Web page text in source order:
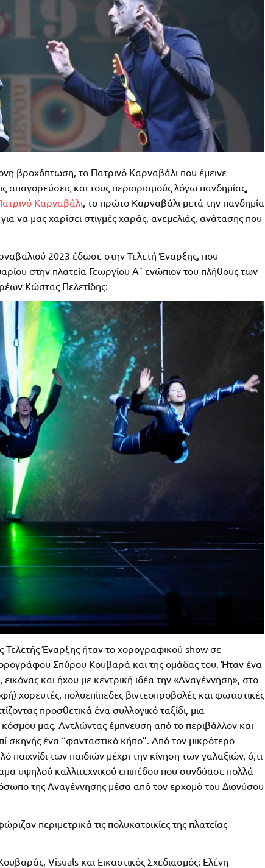
βροχόπτωση, το Πατρινό Καρναβάλι που έμεινε
απαγορεύσεις και τους περιορισμούς λόγω πανδημίας,
Καρναβάλι, το πρώτο Καρναβάλι μετά την πανδημία
να μας χαρίσει στιγμές χαράς, ανεμελιάς, ανάτασης που
2023 έδωσε στην Τελετή Έναρξης, που
στην πλατεία Γεωργίου Α΄ ενώπιον του πλήθους των
Κώστας Πελετίδης:
Τελετής Έναρξης ήταν το χορογραφικού show σε
Σπύρου Κουβαρά και της ομάδας του. Ήταν ένα
και ήχου με κεντρική ιδέα την «Αναγέννηση», στο
χορευτές, πολυεπίπεδες βιντεοπροβολές και φωτιστικές
προσθετικά ένα συλλογικό ταξίδι, μια
μας. Αντλώντας έμπνευση από το περιβάλλον και
σκηνής ένα “φανταστικό κήπο”. Από τον μικρότερο
των παιδιών μέχρι την κίνηση των γαλαξιών, ό,τι
υψηλού καλλιτεχνικού επιπέδου που συνδύασε πολλά
της Αναγέννησης μέσα από τον ερχομό του Διονύσου
περιμετρικά τις πολυκατοικίες της πλατείας
Visuals και Εικαστικός Σχεδιασμός: Ελένη